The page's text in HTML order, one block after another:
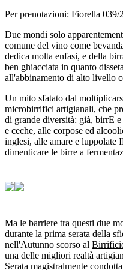
Per prenotazioni: Fiorella
Due mondi solo
comune del vino come
dedica molta enfasi, e della
ben ghiacciata in quanto
all'abbinamento di alto livello
Un mito sfatato dal
microbirrifici artigianali, che
di grande diversità: già, birrE
e ceche, alle corpose ed
inglesi, alle amare e luppolate
dimenticare le birre a
Ma le barriere tra questi due
durante la prima serata della
nell'Autunno scorso al
una delle migliori realtà
Serata magistralmente